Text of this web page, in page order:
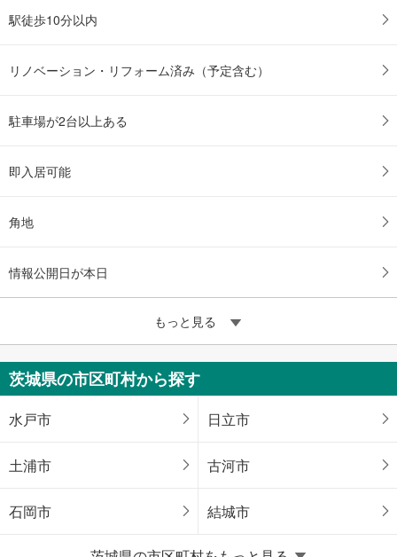
駅徒歩10分以内
リノベーション・リフォーム済み（予定含む）
駐車場が2台以上ある
即入居可能
角地
情報公開日が本日
もっと見る
茨城県の市区町村から探す
水戸市 日立市
土浦市 古河市
石岡市 結城市